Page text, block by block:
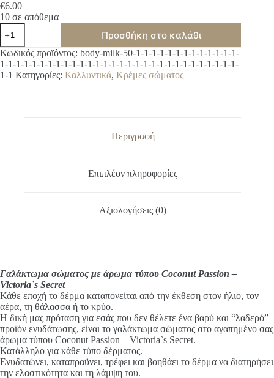
€6.00
10 σε απόθεμα
Γαλάκτωμα
σώματος
με
άρωμα
τύπου
Coconut
Προσθήκη στο καλάθι
A
l
t
Κωδικός προϊόντος: body-milk-50-1-1-1-1-1-1-1-1-1-1-1-1-1-
1-1-1-1-1-1-1-1-1-1-1-1-1-1-1-1-1-1-1-1-1-1-1-1-1-1-1-1-1-1-
1-1 Κατηγορίες: Καλλυντικά, Κρέμες σώματος
Περιγραφή
Επιπλέον πληροφορίες
Αξιολογήσεις (0)
Γαλάκτωμα σώματος με άρωμα τύπου Coconut Passion –
Victoria`s Secret
Κάθε εποχή το δέρμα καταπονείται από την έκθεση στον ήλιο, τον
αέρα, τη θάλασσα ή το κρύο.
Η δική μας πρόταση για εσάς που δεν θέλετε ένα βαρύ και “λαδερό”
προϊόν ενυδάτωσης, είναι το γαλάκτωμα σώματος στο αγαπημένο σας
άρωμα τύπου Coconut Passion – Victoria`s Secret.
Κατάλληλο για κάθε τύπο δέρματος.
Ενυδατώνει, καταπραϋνει, τρέφει και βοηθάει το δέρμα να διατηρήσει
την ελαστικότητα και τη λάμψη του.